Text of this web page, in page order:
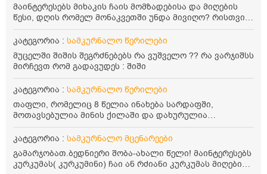
მაინტერესებს მიხაკის ჩაის მომზადებისა და მიღების
წესი, დღის რომელ მონაკვეთში უნდა მივიღო? რისთვის
არის სასარგებლო და უკუჩვენება თუ აქვს
კატეგორია : სამკურნალო წერილები
მუცელში შიშის შეგრძნებებს რა ვუშველო ?? რა ვარჯიშსს
მირჩევთ რომ გადავუდეს : შიში
კატეგორია : სამკურნალო წერილები
თაფლი, რომელიც 8 წელია ინახება სარდაფში,
მოთავსებულია მინის ქილაში და დახურულია
პლასტმასის სახურავით. ექნება თუ არა შენარჩუნებული
სასარგებლო თვისებები და შეიძლება თუ არა მისი
კატეგორია : სამკურნალო მცენარეები
გამარჯობათ.ბედნიერი შობა-ახალი წელი! მაინტერესებს
კურკუმას( კურკუმინი) ჩაი ან რძიანი კურკუმას მიღების